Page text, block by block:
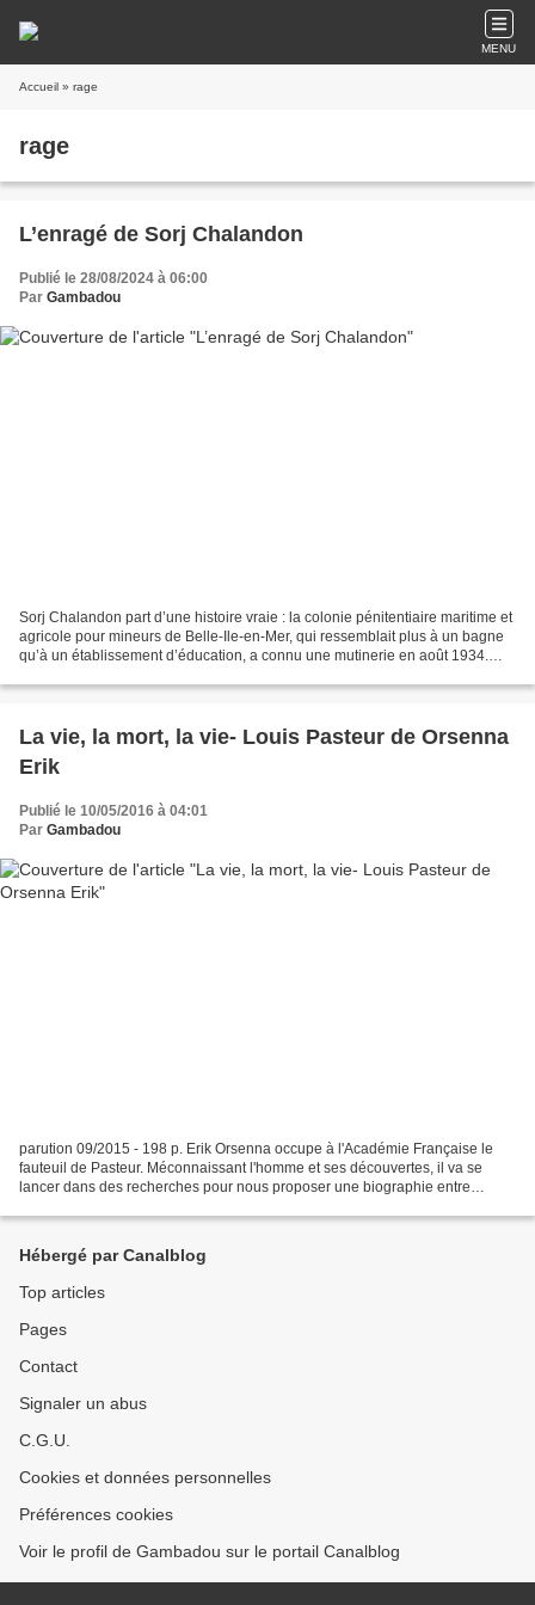
MENU
Accueil » rage
rage
L’enragé de Sorj Chalandon
Publié le 28/08/2024 à 06:00
Par Gambadou
Sorj Chalandon part d’une histoire vraie : la colonie pénitentiaire maritime et
agricole pour mineurs de Belle-Ile-en-Mer, qui ressemblait plus à un bagne
qu’à un établissement d’éducation, a connu une mutinerie en août 1934.
La vie, la mort, la vie- Louis Pasteur de Orsenna
Erik
Publié le 10/05/2016 à 04:01
Par Gambadou
parution 09/2015 - 198 p. Erik Orsenna occupe à l'Académie Française le
fauteuil de Pasteur. Méconnaissant l'homme et ses découvertes, il va se
lancer dans des recherches pour nous proposer une biographie entre
Hébergé par Canalblog
Top articles
Pages
Contact
Signaler un abus
C.G.U.
Cookies et données personnelles
Préférences cookies
Voir le profil de Gambadou sur le portail Canalblog